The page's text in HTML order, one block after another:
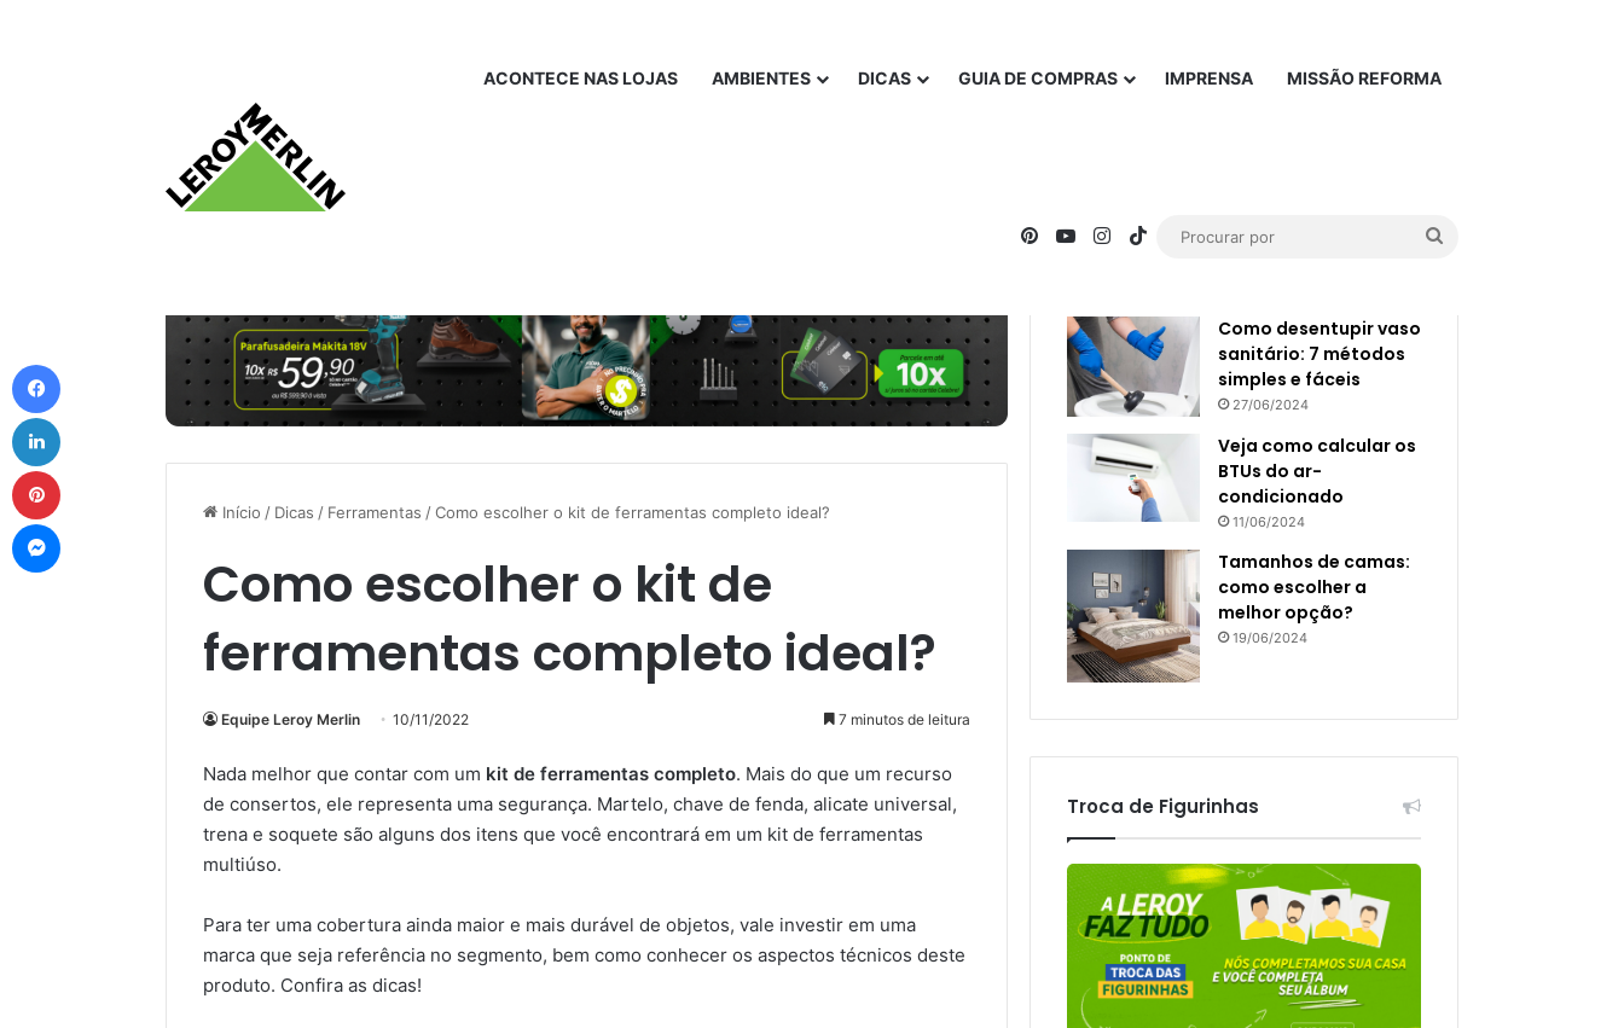
ACONTECE NAS LOJAS AMBIENTES DICAS GUIA DE COMPRAS IMPRENSA MISSÃO REFORMA
PinterestYouTubeInstagram
TikTok
Início / Dicas / Ferramentas /Como escolher o kit de ferramentas completo ideal?
Como escolher o kit de
ferramentas completo ideal?
Equipe Leroy Merlin 10/11/2022 7 minutos de leitura
Nada melhor que contar com um kit de ferramentas completo. Mais do que um recurso
de consertos, ele representa uma segurança. Martelo, chave de fenda, alicate universal,
trena e soquete são alguns dos itens que você encontrará em um kit de ferramentas
multiúso.
Para ter uma cobertura ainda maior e mais durável de objetos, vale investir em uma
marca que seja referência no segmento, bem como conhecer os aspectos técnicos deste
produto. Confira as dicas!
Popular
Como desentupir vaso
sanitário: 7 métodos
simples e fáceis
27/06/2024
Veja como calcular os
BTUs do ar-
condicionado
11/06/2024
Tamanhos de camas:
como escolher a
melhor opção?
19/06/2024
Troca de Figurinhas